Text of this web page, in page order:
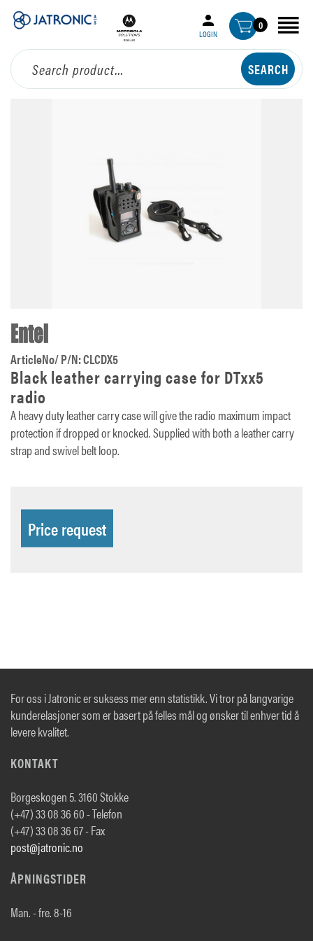
LOGIN
0
ArticleNo/ P/N: CLCDX5
Black leather carrying case for DTxx5
radio
A heavy duty leather carry case will give the radio maximum impact
protection if dropped or knocked. Supplied with both a leather carry
strap and swivel belt loop.
Price request
For oss i Jatronic er suksess mer enn statistikk. Vi tror på langvarige
kunderelasjoner som er basert på felles mål og ønsker til enhver tid å
levere kvalitet.
KONTAKT
Borgeskogen 5. 3160 Stokke
(+47) 33 08 36 60 - Telefon
(+47) 33 08 36 67 - Fax
post@jatronic.no
ÅPNINGSTIDER
Man. - fre. 8-16